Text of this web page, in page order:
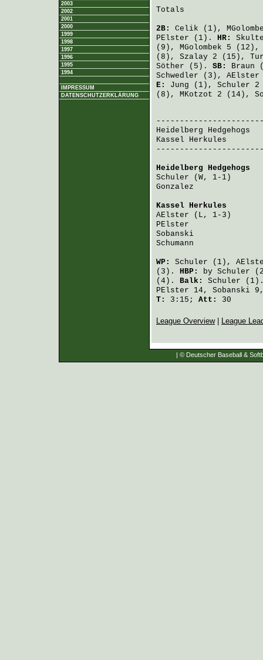
2003
2002
2001
2000
1999
1998
1997
1996
1995
1994
IMPRESSUM
DATENSCHUTZERKLÄRUNG
Totals
2B: Celik (1),
PElster (1). HR:
(9), MGolombek 5
(8), Szalay 2 (15),
Söther (5). SB: Braun
Schwedler (3), AElster
E: Jung (1), Schuler
(8), MKotzot 2 (14),
Heidelberg Hedgehogs
Kassel Herkules
Heidelberg Hedgehogs
Schuler (W, 1-1)
Gonzalez
Kassel Herkules
AElster (L, 1-3)
PElster
Sobanski
Schumann
WP: Schuler (1),
(3). HBP: by Schuler
(4). Balk: Schuler
PElster 14, Sobanski
T:
3:15; Att: 30
League Overview| League
| © Deutscher Baseball &